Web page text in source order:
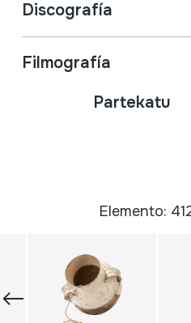
Discografía
Filmografía
Partekatu
Elemento: